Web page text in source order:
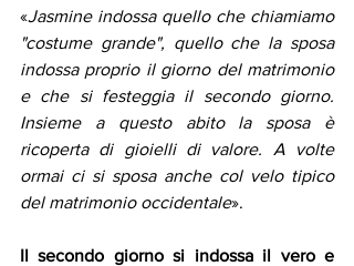
«Jasmine indossa quello che chiamiamo
"costume grande", quello che la sposa
indossa proprio il giorno del matrimonio
e che si festeggia il secondo giorno.
Insieme a questo abito la sposa è
ricoperta di gioielli di valore. A volte
ormai ci si sposa anche col velo tipico
del matrimonio occidentale».
Il secondo giorno si indossa il vero e